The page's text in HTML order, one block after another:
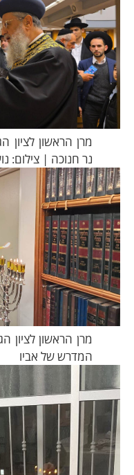
מרן הראשון לציון
נר חנוכה | צילום:
מרן הראשון לציון
המדרש של אביו